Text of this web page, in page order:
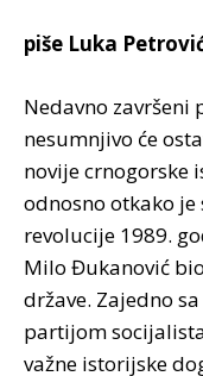
piše Luka
Nedavno završeni
nesumnjivo će
novije crnogorske
odnosno otkako
revolucije 1989.
Milo Đukanović
države. Zajedno
partijom
važne istorijske